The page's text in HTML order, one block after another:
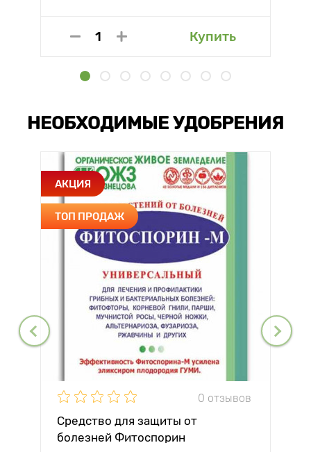
Купить
НЕОБХОДИМЫЕ УДОБРЕНИЯ
АКЦИЯ
ТОП ПРОДАЖ
0 отзывов
Средство для защиты от
болезней Фитоспорин